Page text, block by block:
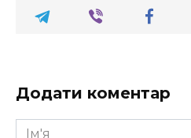
Додати коментар
Ім'я